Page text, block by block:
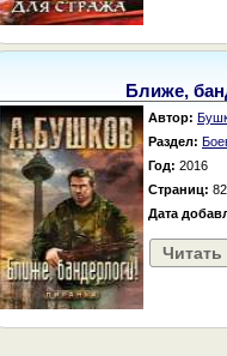
Ближе,
Автор:
Раздел:
Год: 2016
Страниц: 82
Дата
Читать